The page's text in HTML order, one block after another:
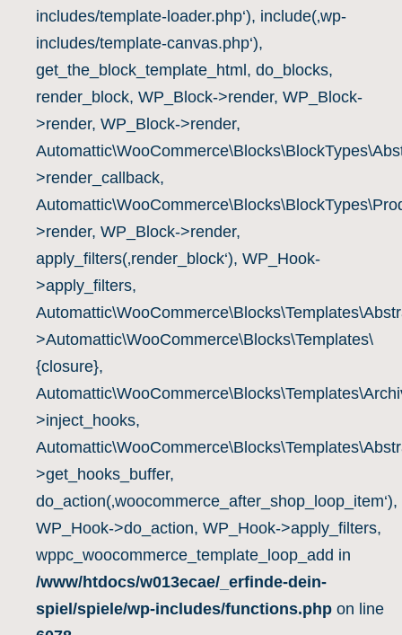
includes/template-loader.php‘), include(‚wp-
includes/template-canvas.php‘),
get_the_block_template_html, do_blocks,
render_block, WP_Block->render, WP_Block-
>render, WP_Block->render,
>render_callback,
>render, WP_Block->render,
apply_filters(‚render_block‘), WP_Hook-
>apply_filters,
>Automattic\WooCommerce\Blocks\Templates\
{closure},
>inject_hooks,
>get_hooks_buffer,
do_action(‚woocommerce_after_shop_loop_item‘),
WP_Hook->do_action, WP_Hook->apply_filters,
wppc_woocommerce_template_loop_add in
/www/htdocs/w013ecae/_erfinde-dein-
spiel/spiele/wp-includes/functions.php on line